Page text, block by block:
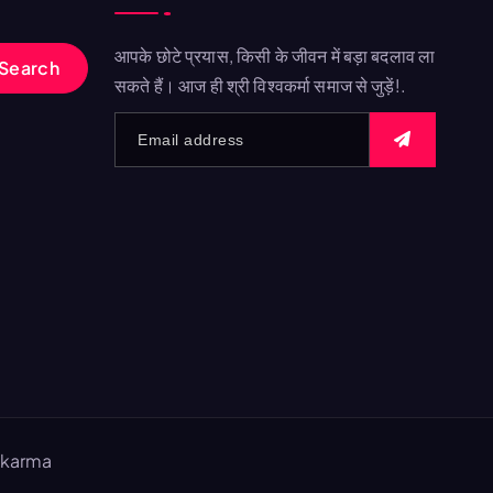
आपके छोटे प्रयास, किसी के जीवन में बड़ा बदलाव ला
सकते हैं। आज ही श्री विश्वकर्मा समाज से जुड़ें!.